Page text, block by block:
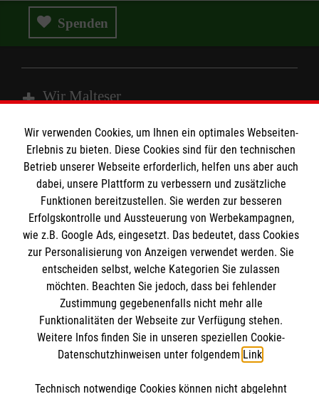
Spenden
Wir Malteser
Spenden & Helfen
Angebote & Leistungen
Kursangebote
Mitarbeiten
Stellenangebote
Wir Malteser
Informationen
Kontakt
Presse und Medien
Transparenz
Impressum
Datenschutz
Barrierefreiheit
Malteser online
Malteserorden
Malteser Jugend
Malteser International
Spendenkonto
Empfänger: Malteser Hilfsdienst e.V.
Soziale Netzwerke
Wir verwenden Cookies, um Ihnen ein optimales Webseiten-
Erlebnis zu bieten. Diese Cookies sind für den technischen
Betrieb unserer Webseite erforderlich, helfen uns aber auch
dabei, unsere Plattform zu verbessern und zusätzliche
Funktionen bereitzustellen. Sie werden zur besseren
Erfolgskontrolle und Aussteuerung von Werbekampagnen,
wie z.B. Google Ads, eingesetzt. Das bedeutet, dass Cookies
zur Personalisierung von Anzeigen verwendet werden. Sie
entscheiden selbst, welche Kategorien Sie zulassen
möchten. Beachten Sie jedoch, dass bei fehlender
Zustimmung gegebenenfalls nicht mehr alle
Funktionalitäten der Webseite zur Verfügung stehen.
Weitere Infos finden Sie in unseren speziellen Cookie-
Datenschutzhinweisen unter folgendem Link.
Technisch notwendige Cookies können nicht abgelehnt